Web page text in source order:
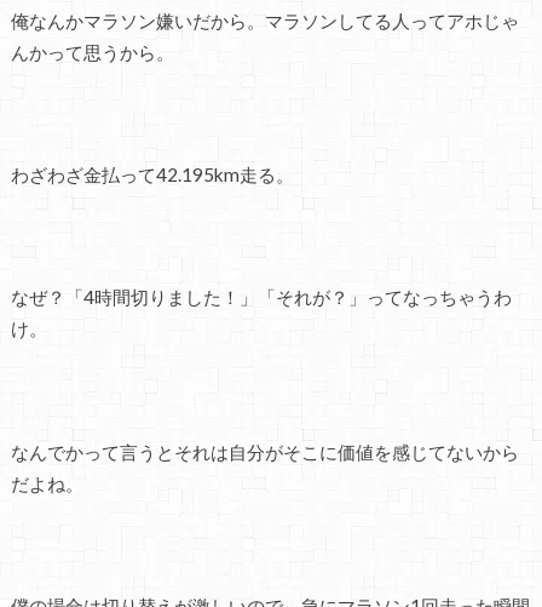
俺なんかマラソン嫌いだから。マラソンしてる人ってアホじゃ
んかって思うから。
わざわざ金払って42.195km走る。
なぜ？「4時間切りました！」「それが？」ってなっちゃうわ
け。
なんでかって言うとそれは自分がそこに価値を感じてないから
だよね。